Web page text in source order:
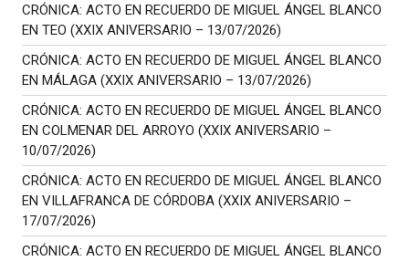
CRÓNICA: ACTO EN RECUERDO DE MIGUEL ÁNGEL BLANCO
EN TEO (XXIX ANIVERSARIO – 13/07/2026)
CRÓNICA: ACTO EN RECUERDO DE MIGUEL ÁNGEL BLANCO
EN MÁLAGA (XXIX ANIVERSARIO – 13/07/2026)
CRÓNICA: ACTO EN RECUERDO DE MIGUEL ÁNGEL BLANCO
EN COLMENAR DEL ARROYO (XXIX ANIVERSARIO –
10/07/2026)
CRÓNICA: ACTO EN RECUERDO DE MIGUEL ÁNGEL BLANCO
EN VILLAFRANCA DE CÓRDOBA (XXIX ANIVERSARIO –
17/07/2026)
CRÓNICA: ACTO EN RECUERDO DE MIGUEL ÁNGEL BLANCO